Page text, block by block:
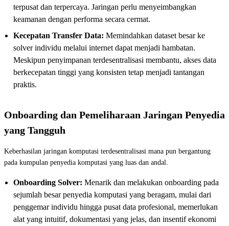
terpusat dan terpercaya. Jaringan perlu menyeimbangkan
keamanan dengan performa secara cermat.
Kecepatan Transfer Data: Memindahkan dataset besar ke
solver individu melalui internet dapat menjadi hambatan.
Meskipun penyimpanan terdesentralisasi membantu, akses data
berkecepatan tinggi yang konsisten tetap menjadi tantangan
praktis.
Onboarding dan Pemeliharaan Jaringan Penyedia
yang Tangguh
Keberhasilan jaringan komputasi terdesentralisasi mana pun bergantung
pada kumpulan penyedia komputasi yang luas dan andal.
Onboarding Solver: Menarik dan melakukan onboarding pada
sejumlah besar penyedia komputasi yang beragam, mulai dari
penggemar individu hingga pusat data profesional, memerlukan
alat yang intuitif, dokumentasi yang jelas, dan insentif ekonomi